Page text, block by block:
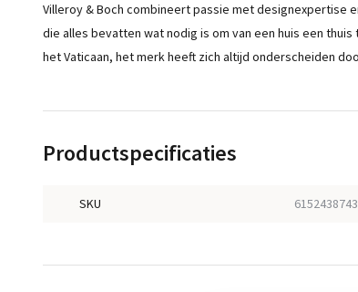
Villeroy & Boch combineert passie met designexpertise
die alles bevatten wat nodig is om van een huis een
het Vaticaan, het merk heeft zich altijd onderscheiden
Productspecificaties
SKU